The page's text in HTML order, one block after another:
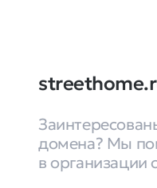
домена? Мы
в организации